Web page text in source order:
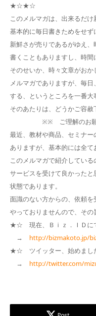
★☆★☆
このメルマガは、出来るだけ
基本的に毎日書きためをせず
新鮮さが売りであるがゆえ
書くこともありますし、時間
そのせいか、時々文章がお
メルマガでありますが、毎
する、というところを一番大
そのあたりは、どうかご容赦
※※ ご理解のお願
最近、教材や商品、セミナー
ありますが、基本的には全て
このメルマガで紹介してい
サービスを受けて良かった
状態であります。
面識のない方からの、依頼
やっておりませんので、その
★☆ 現在、Ｂｉｚ．ＩＤに
→ http://bizmakoto.jp/
★☆ ツイッター、始めまし
→ http://twitter.com/